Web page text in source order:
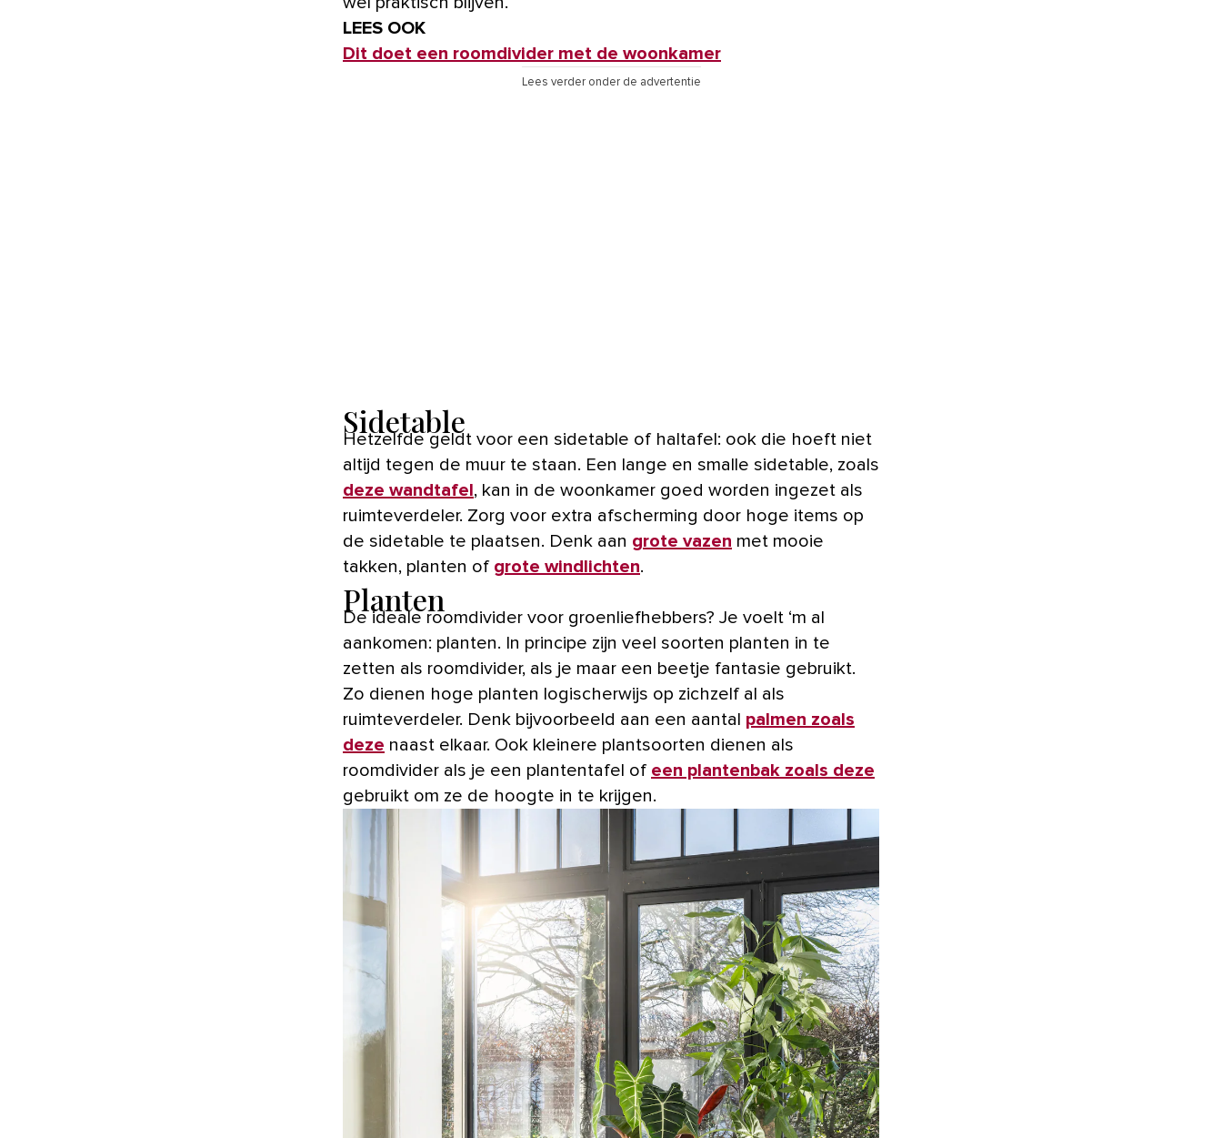
LEES OOK
Dit doet een roomdivider met de woonkamer
Lees verder onder de advertentie
Sidetable
Hetzelfde geldt voor een sidetable of haltafel: ook die hoeft niet
altijd tegen de muur te staan. Een lange en smalle sidetable, zoals
deze wandtafel, kan in de woonkamer goed worden ingezet als
ruimteverdeler. Zorg voor extra afscherming door hoge items op
de sidetable te plaatsen. Denk aan grote vazen met mooie
takken, planten of grote windlichten.
Planten
De ideale roomdivider voor groenliefhebbers? Je voelt ‘m al
aankomen: planten. In principe zijn veel soorten planten in te
zetten als roomdivider, als je maar een beetje fantasie gebruikt.
Zo dienen hoge planten logischerwijs op zichzelf al als
ruimteverdeler. Denk bijvoorbeeld aan een aantal palmen zoals
deze naast elkaar. Ook kleinere plantsoorten dienen als
roomdivider als je een plantentafel of een plantenbak zoals deze
gebruikt om ze de hoogte in te krijgen.